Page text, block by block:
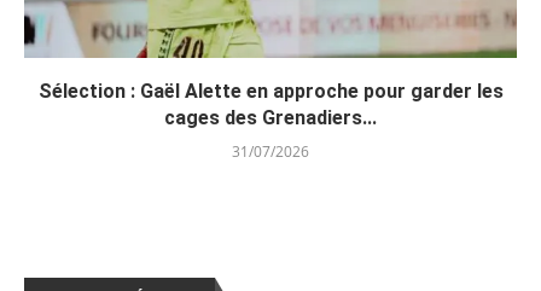
Sélection : Gaël Alette en approche pour garder les
cages des Grenadiers...
31/07/2026